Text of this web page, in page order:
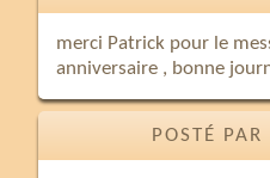
merci Patrick pour le
anniversaire , bonne
POSTÉ